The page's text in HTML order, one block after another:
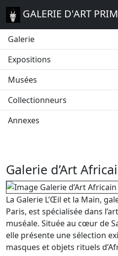
GALERIE D'ART
Galerie
Expositions
Musées
Collectionneurs
Annexes
Galerie d’Art
La Galerie L’Œil et la Main,
Paris, est spécialisée dans
muséale. Située au cœur de
elle présente une sélection
masques et objets rituels